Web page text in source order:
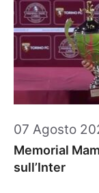
07 Agosto
Memorial
sull’Inter